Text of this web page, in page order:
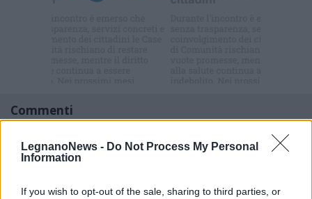
LegnanoNews - Do Not Process My Personal
Information
If you wish to opt-out of the sale, sharing to third parties, or
Commenti
per commentare questo
articolo.
L'email è richiesta ma non verrà mostrata ai visitatori. Il contenuto di questo
commenti non sono testi giornalistici, ma post inviati dai singoli lettori che